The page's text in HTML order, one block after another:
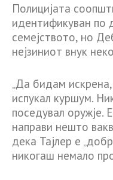
Полицијата
идентификуван по
семејството, но
нејзиниот внук
„Да бидам
испукал куршум.
поседувал
направи нешто
дека Тајлер е
никогаш немало